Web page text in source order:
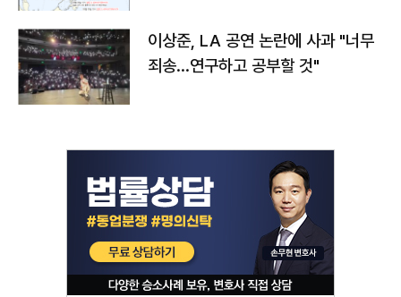
이상준, LA 공연 논란에 사과 "너무
죄송…연구하고 공부할 것"